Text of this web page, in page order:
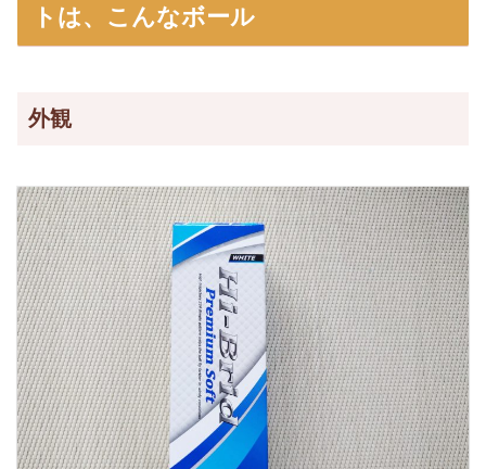
トは、こんなボール
外観